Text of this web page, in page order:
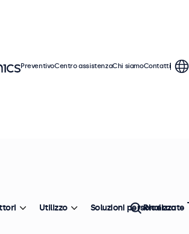
Questi monitor VGA offrono ampie opzioni
di integrarsi perfettamente qualsiasi
PreventivoCentro assistenzaChi siamoContatti
Utilizzo Soluzioni personalizzate
Ricerca